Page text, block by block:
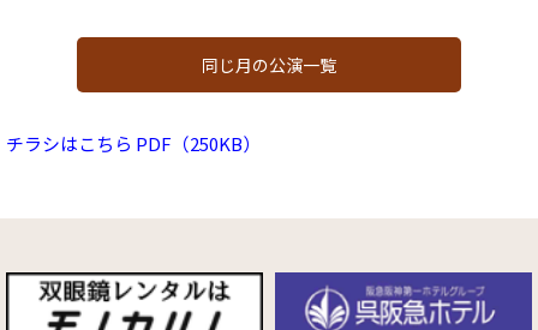
同じ月の公演一覧
チラシはこちら PDF（250KB）